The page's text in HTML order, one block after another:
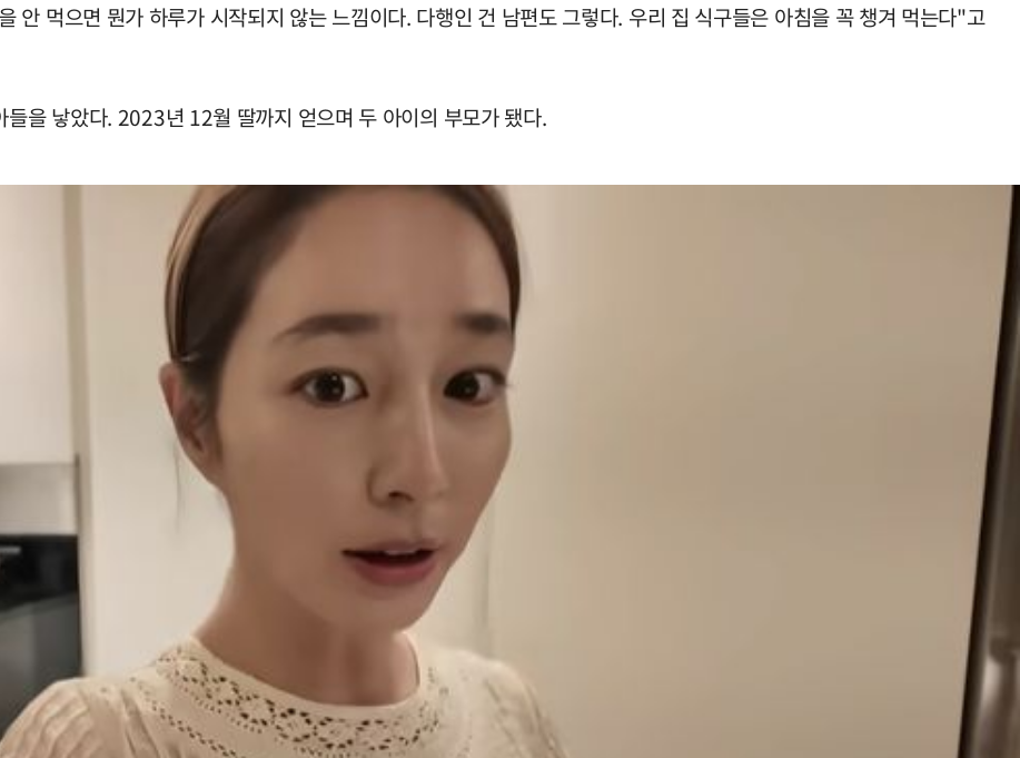
안 먹으면 뭔가 하루가 시작되지 않는 느낌이다. 다행인 건 남편도 그렇다. 우리 집 식구들은 아침을 꼭 챙겨 먹는다"고
을 낳았다. 2023년 12월 딸까지 얻으며 두 아이의 부모가 됐다.